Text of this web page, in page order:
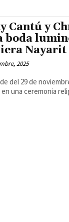
Cantú y
boda
Nayarit
2025
del 29 de
en una ceremonia